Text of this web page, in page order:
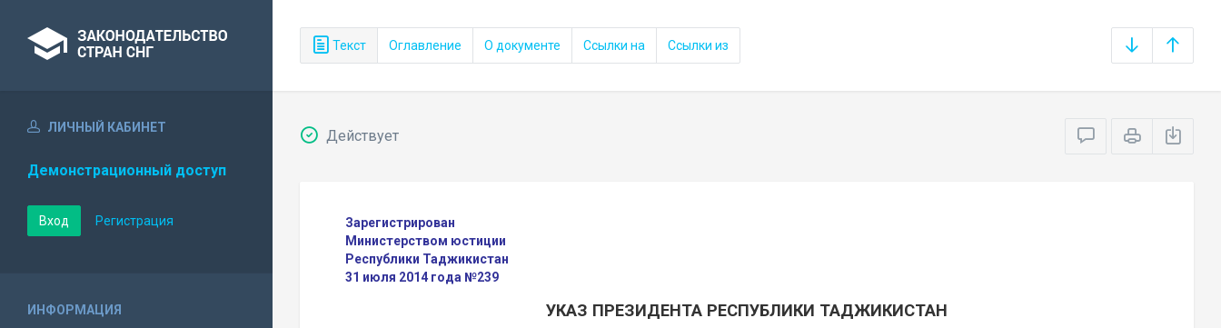
Текст Оглавление О документе Ссылки на Ссылки из
ЛИЧНЫЙ КАБИНЕТ
Демонстрационный доступ
Вход Регистрация
ИНФОРМАЦИЯ
Действует
Зарегистрирован
Министерством юстиции
Республики Таджикистан
31 июля 2014 года №239
УКАЗ ПРЕЗИДЕНТА РЕСПУБЛИКИ ТАДЖИКИСТАН